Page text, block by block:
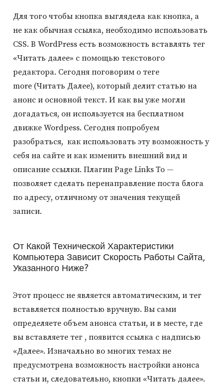
Для того чтобы кнопка выглядела как кнопка, а
не как обычная ссылка, необходимо использовать
CSS. В WordPress есть возможность вставлять тег
«Читать далее» с помощью текстового
редактора. Сегодня поговорим о теге
more (Читать Далее), который делит статью на
анонс и основной текст. И как вы уже могли
догадаться, он используется на бесплатном
движке Wordpess. Сегодня попробуем
разобраться, как использовать эту возможность у
себя на сайте и как изменить внешний вид и
описание ссылки. Плагин Page Links To —
позволяет сделать перенаправление поста блога
по адресу, отличному от значения текущей
записи.
От Какой Технической Характеристики
Компьютера Зависит Скорость Работы Сайта,
Указанного Ниже?
Этот процесс не является автоматическим, и тег
вставляется полностью вручную. Вы сами
определяете объем анонса статьи, и в месте, где
вы вставляете тег , появится ссылка с надписью
«Далее». Изначально во многих темах не
предусмотрена возможность настройки анонса
статьи и, следовательно, кнопки «Читать далее».